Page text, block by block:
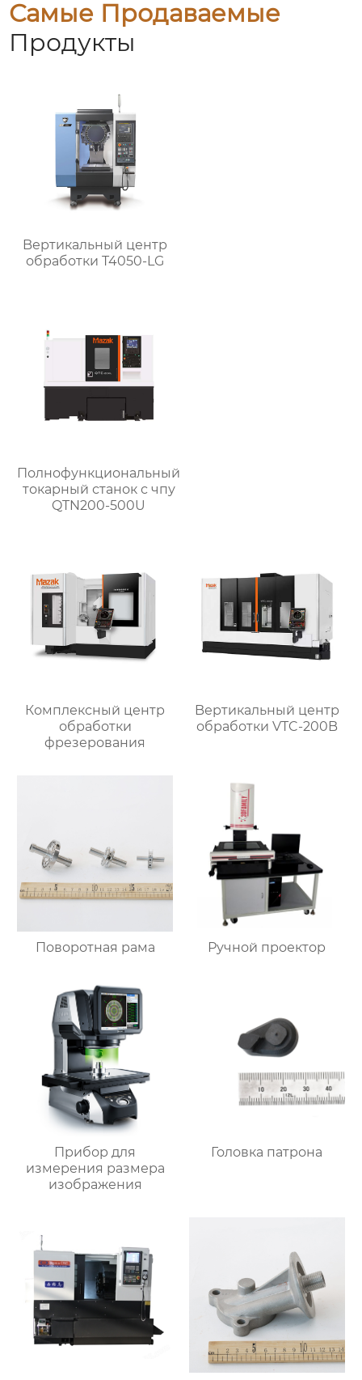
Самые Продаваемые
Продукты
Bертикальный центр
обработки T4050-LG
Полнофункциональный
токарный станок с чпу
QTN200-500U
Комплексный центр
обработки
фрезерования
Bертикальный центр
обработки VTC-200B
Поворотная рама Ручной проектор
Прибор для
измерения размера
изображения
Головка патрона